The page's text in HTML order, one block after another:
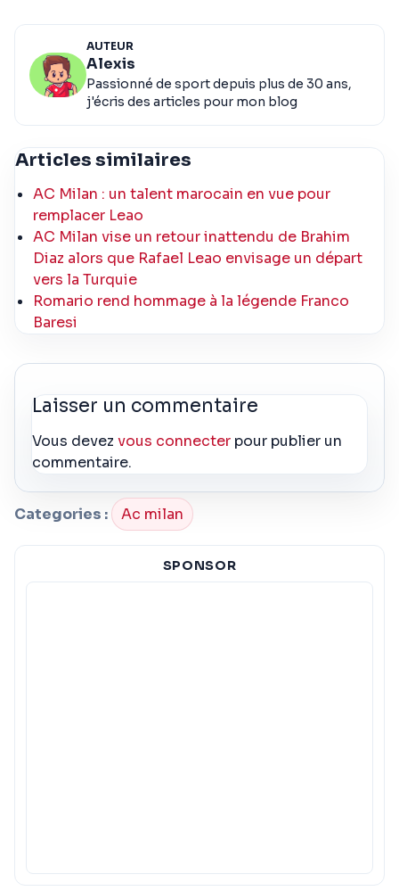
AUTEUR
Alexis
Passionné de sport depuis plus de 30 ans,
j'écris des articles pour mon blog
Articles similaires
AC Milan : un talent marocain en vue pour
remplacer Leao
AC Milan vise un retour inattendu de Brahim
Diaz alors que Rafael Leao envisage un départ
vers la Turquie
Romario rend hommage à la légende Franco
Baresi
Laisser un commentaire
Vous devezvous connecter pour publier un
commentaire.
Categories : Ac milan
SPONSOR